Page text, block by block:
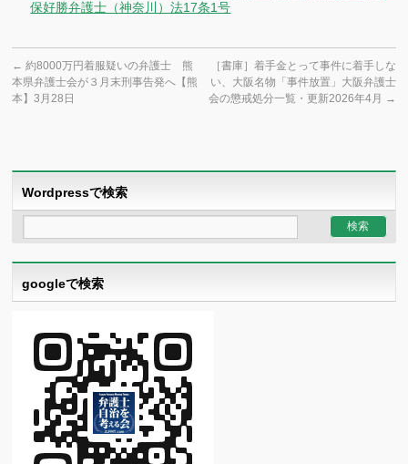
保好勝弁護士（神奈川）法17条1号
← 約8000万円着服疑いの弁護士 熊
本県弁護士会が３月末刑事告発へ【熊
本】3月28日
［書庫］着手金とって事件に着手しな
い、大阪名物「事件放置」大阪弁護士
会の懲戒処分一覧・更新2026年4月 →
Wordpressで検索
googleで検索